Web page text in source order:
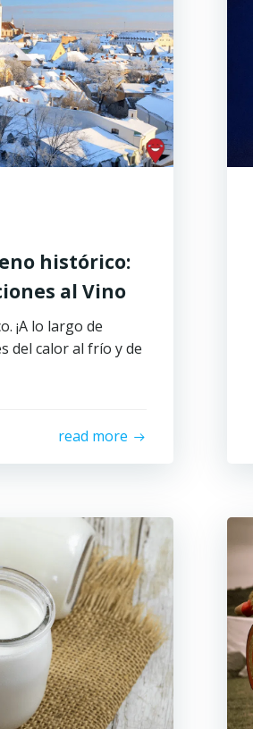
histórico:
al Vino
¡A lo largo de
del calor al frío y de
read more